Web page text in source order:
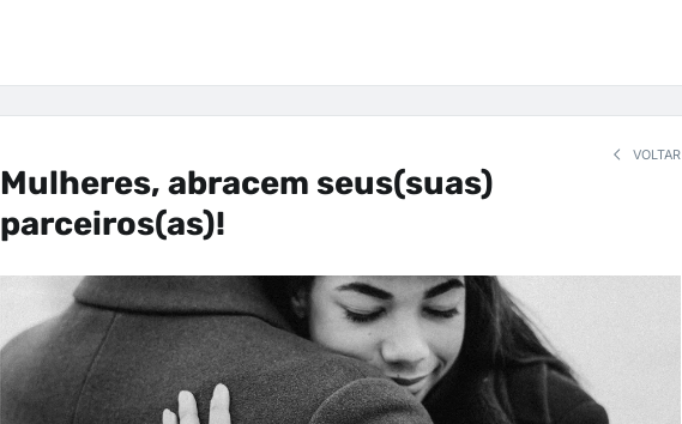
VOLTAR
Mulheres, abracem seus(suas)
parceiros(as)!